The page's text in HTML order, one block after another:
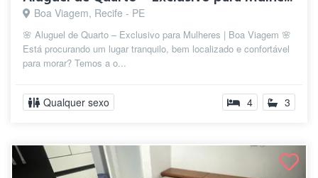
Boa Viagem, Recife - PE
🌸 Aluguel de Quarto – Exclusivo para Mulheres | Boa Viagem 🌸
Está procurando um lugar tranquilo, bem localizado e confortável
para morar? Temos a o...
Qualquer sexo 4 3